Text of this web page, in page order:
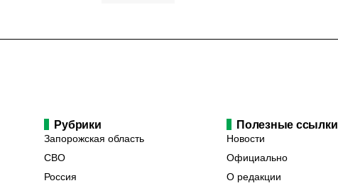
Рубрики
Запорожская область
СВО
Россия
Полезные ссылки
Новости
Официально
О редакции